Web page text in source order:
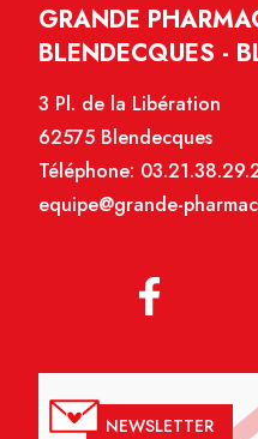
GRANDE
BLENDECQUES -
3 Pl. de la Libération
62575 Blendecques
Téléphone:
equipe@grande-
NEWSLETTER